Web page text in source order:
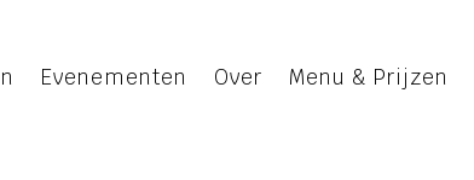
Evenementen Over Menu & Prijzen